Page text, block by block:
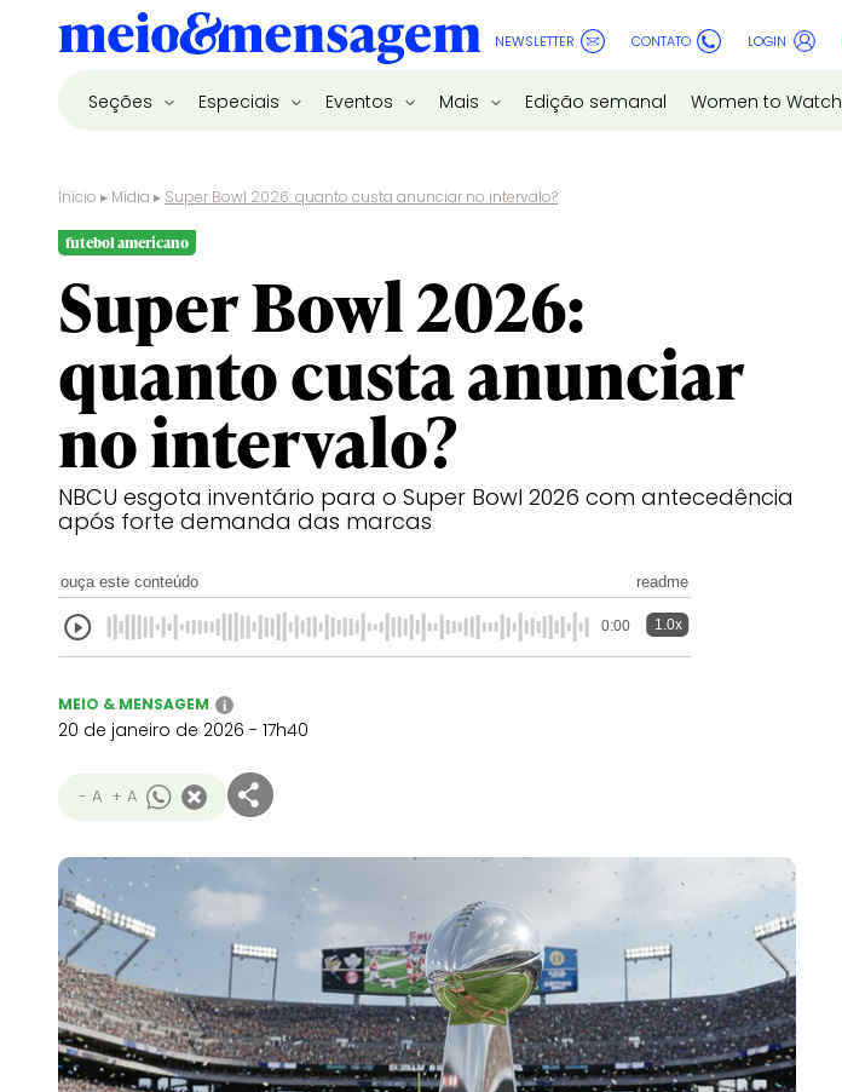
NEWSLETTER CONTATO LOGIN
Seções Especiais Eventos Mais Edição semanal Women to Watch
Início ▸ Mídia ▸ Super Bowl 2026: quanto custa anunciar no intervalo?
futebol americano
Super Bowl 2026:
quanto custa anunciar
no intervalo?
NBCU esgota inventário para o Super Bowl 2026 com antecedência
após forte demanda das marcas
ouça este conteúdo readme
0:00 1.0x
MEIO & MENSAGEM i
20 de janeiro de 2026 - 17h40
- A + A